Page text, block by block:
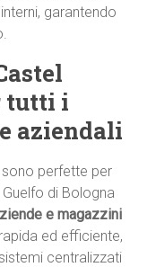
garantendo
tutti i
aziendali
perfette per
di Bologna
e magazzini
ed efficiente,
sistemi centralizzati